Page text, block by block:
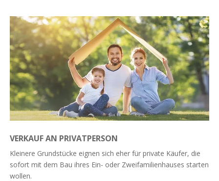
VERKAUF AN PRIVATPERSON
Kleinere Grundstücke eignen sich eher für private Käufer, die
sofort mit dem Bau ihres Ein- oder Zweifamilienhauses starten
wollen.